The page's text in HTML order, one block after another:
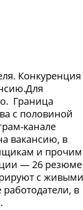
Конкуренция
Граница
с половиной
канале
вакансию, в
и прочим
— 26 резюме
с живыми
в